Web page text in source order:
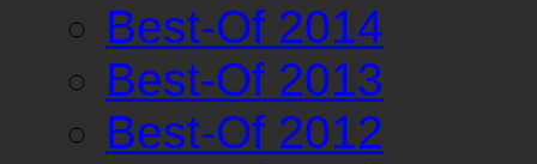
Best-Of 2014
Best-Of 2013
Best-Of 2012